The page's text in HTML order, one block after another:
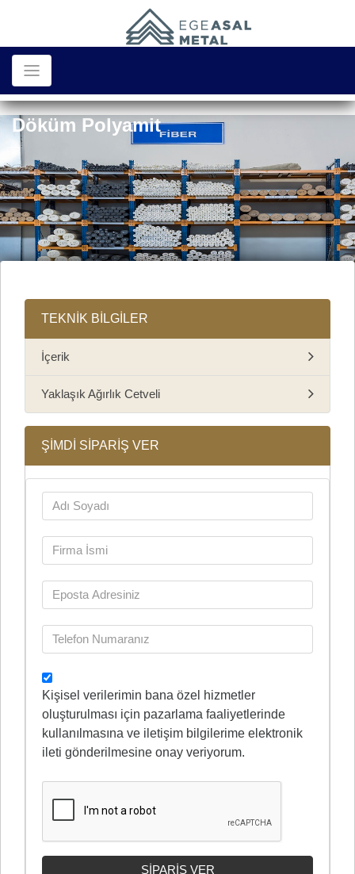
Döküm Polyamit
TEKNİK BİLGİLER
İçerik
Yaklaşık Ağırlık Cetveli
ŞİMDİ SİPARİŞ VER
Kişisel verilerimin bana özel hizmetler
oluşturulması için pazarlama faaliyetlerinde
kullanılmasına ve iletişim bilgilerime elektronik
ileti gönderilmesine onay veriyorum.